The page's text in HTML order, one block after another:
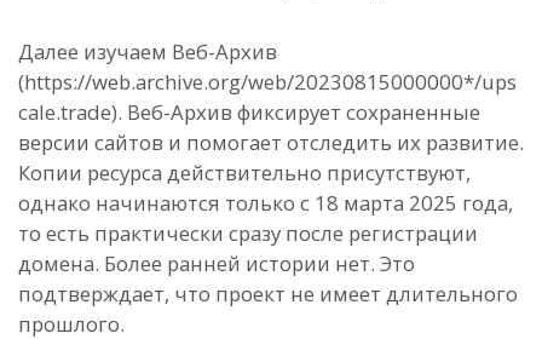
Далее изучаем Веб-Архив
(https://web.archive.org/web/20230815000000*/ups
cale.trade). Веб-Архив фиксирует сохраненные
версии сайтов и помогает отследить их развитие.
Копии ресурса действительно присутствуют,
однако начинаются только с 18 марта 2025 года,
то есть практически сразу после регистрации
домена. Более ранней истории нет. Это
подтверждает, что проект не имеет длительного
прошлого.